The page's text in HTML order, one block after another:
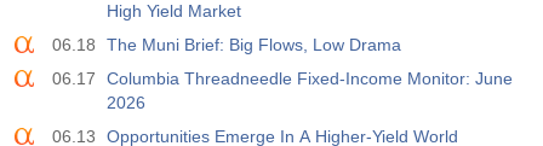
CFTC Gold, nichtkommerzielle Nettopositionen
Akt
Erw
Vorh
-17.2 K
19:30
CFTC Nasdaq 100, Nichtkommerzielle Nettopositionen
High Yield Market
06.18
The Muni Brief: Big Flows, Low Drama
06.17
Columbia Threadneedle Fixed-Income Monitor: June
2026
06.13
Opportunities Emerge In A Higher-Yield World